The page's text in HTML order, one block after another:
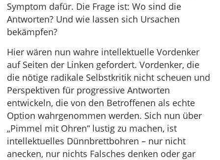
Symptom dafür. Die Frage ist: Wo sind die
Antworten? Und wie lassen sich Ursachen
bekämpfen?
Hier wären nun wahre intellektuelle Vordenker
auf Seiten der Linken gefordert. Vordenker, die
die nötige radikale Selbstkritik nicht scheuen und
Perspektiven für progressive Antworten
entwickeln, die von den Betroffenen als echte
Option wahrgenommen werden. Sich nun über
„Pimmel mit Ohren“ lustig zu machen, ist
intellektuelles Dünnbrettbohren – nur nicht
anecken, nur nichts Falsches denken oder gar